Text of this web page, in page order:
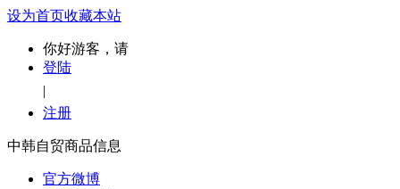
设为首页收藏本站
你好游客，请
登陆
|
注册
中韩自贸商品信息
官方微博